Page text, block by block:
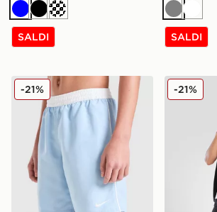
BluNeroCrema
SALDI
Grigio
SALDI
Nike Costume da bagno Contrast
-21% Nike
-21%